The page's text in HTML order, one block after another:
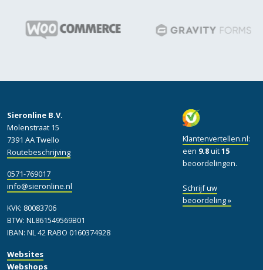
Websites
Webshops
Klantenvertellen.nl:
een 9.8uit15
beoordelingen.
Schrijf uw
beoordeling »
Sieronline B.V.
Molenstraat 15
7391 AA Twello
Routebeschrijving
0571-769017
info@sieronline.nl
KVK: 80083706
BTW: NL861549569B01
IBAN: NL 42 RABO 0160374928